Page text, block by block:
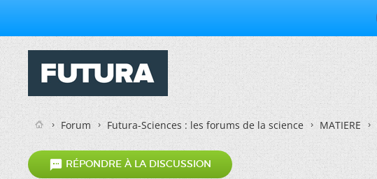
Forum Futura-Sciences : les forums de la science MATIERE
 RÉPONDRE À LA DISCUSSION